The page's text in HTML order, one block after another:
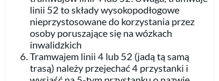
linii 52 to składy wysokopodłogowe
nieprzystosowane do korzystania przez
osoby poruszające się na wózkach
inwalidzkich
Tramwajem linii 4 lub 52 (jadą tą samą
trasą) należy przejechać 4 przystanki i